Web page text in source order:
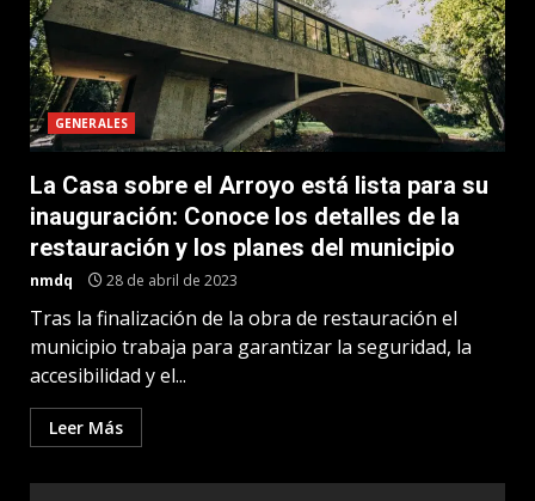
GENERALES
La Casa sobre el Arroyo está lista para su
inauguración: Conoce los detalles de la
restauración y los planes del municipio
nmdq 28 de abril de 2023
Tras la finalización de la obra de restauración el
municipio trabaja para garantizar la seguridad, la
accesibilidad y el...
Leer Más